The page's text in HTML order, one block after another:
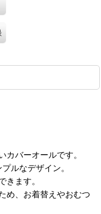
バーオールです。
ルなデザイン。
きます。
め、お着替えやおむつ